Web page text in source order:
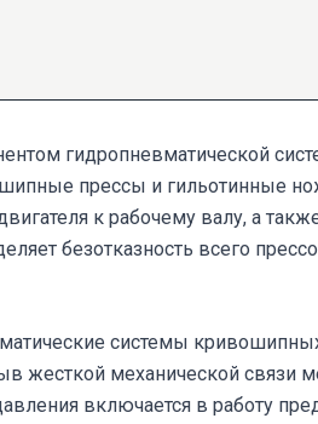
гидропневматической
прессы и гильотинные
к рабочему валу, а
безотказность всего
системы
жесткой механической
включается в работу